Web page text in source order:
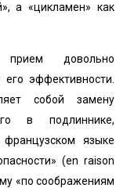
а «цикламен» как
прием довольно
эффективности.
собой замену
в подлиннике,
языке
(en raison
«по соображениям